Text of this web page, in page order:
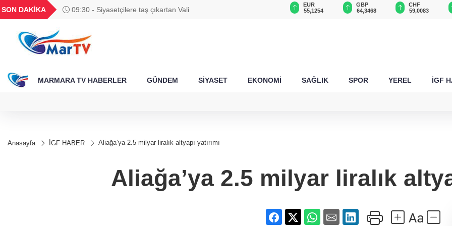
SON DAKİKA 09:30 - Siyasetçilere taş çıkartan Vali
BGN
27,9743
0,0018
6.660,55
EUR
55,1254
GBP
64,3468
CHF
59,0083
MARMARA TV HABERLER GÜNDEM SİYASET EKONOMİ SAĞLIK SPOR YEREL İGF
Anasayfa İGF HABER Aliağa’ya 2.5 milyar liralık altyapı yatırımı
Aliağa’ya 2.5 milyar liralık